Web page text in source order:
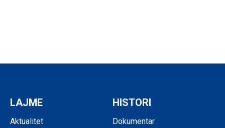
LAJME
Aktualitet
HISTORI
Dokumentar